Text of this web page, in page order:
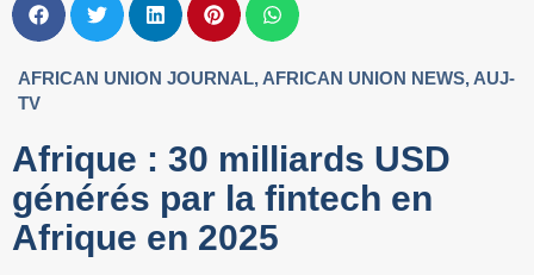
AFRICAN UNION JOURNAL, AFRICAN UNION NEWS, AUJ-
TV
Afrique : 30 milliards USD
générés par la fintech en
Afrique en 2025